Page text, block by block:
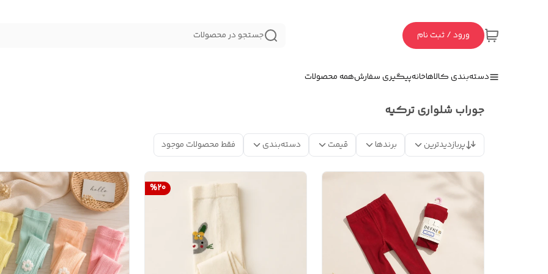
ورود / ثبت نام جستجو در محصولات
دسته‌بندی کالاهاخانهپیگیری سفارشهمه محصولات
جوراب شلواری ترکیه
پربازدیدترین برندها قیمت دسته‌بندی فقط محصولات موجود
%20